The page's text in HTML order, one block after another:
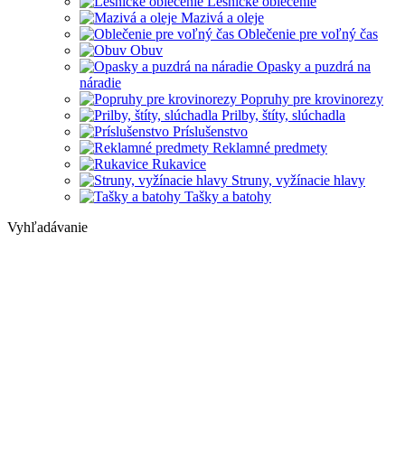
Mazivá a oleje
Oblečenie pre voľný čas
Obuv
Opasky a puzdrá na
náradie
Popruhy pre krovinorezy
Prilby, štíty, slúchadla
Príslušenstvo
Reklamné predmety
Rukavice
Struny, vyžínacie hlavy
Tašky a batohy
Vyhľadávanie